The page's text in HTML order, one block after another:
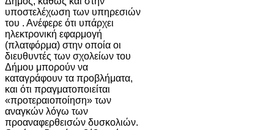
υποστελέχωση των υπηρεσιών
του . Ανέφερε ότι υπάρχει
ηλεκτρονική εφαρμογή
(πλατφόρμα) στην οποία οι
διευθυντές των σχολείων του
Δήμου μπορούν να
καταγράφουν τα προβλήματα,
και ότι πραγματοποιείται
«προτεραιοποίηση» των
αναγκών λόγω των
προαναφερθεισών δυσκολιών.